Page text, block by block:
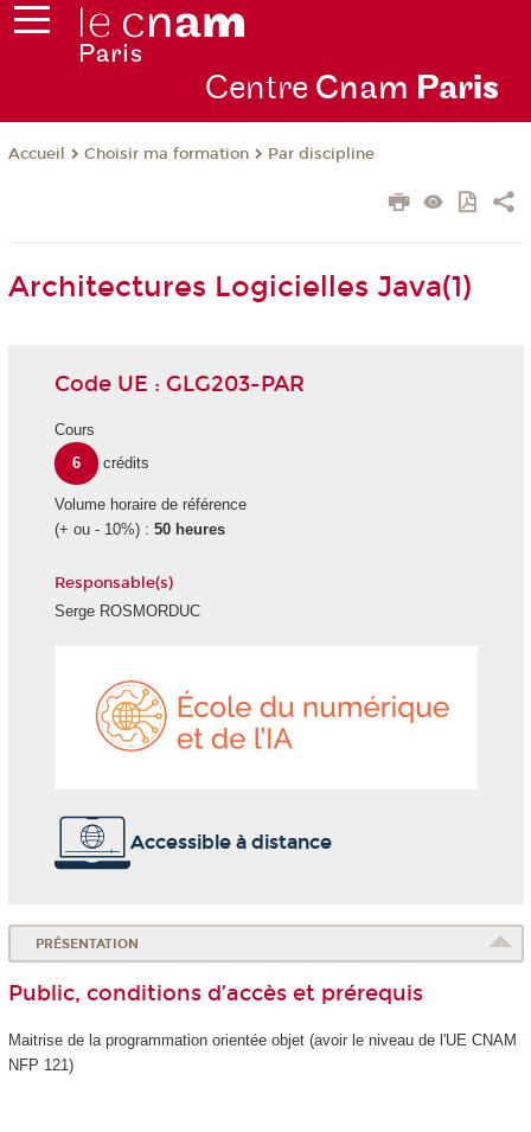
Centre Cnam Paris
Accueil Choisir ma formation Par discipline
Architectures Logicielles Java(1)
Code UE : GLG203-PAR
Cours
6
crédits
Volume horaire de référence
(+ ou - 10%) : 50 heures
Responsable(s)
Serge ROSMORDUC
Accessible à distance
PRÉSENTATION
Public, conditions d’accès et prérequis
Maitrise de la programmation orientée objet (avoir le niveau de l'UE CNAM
NFP 121)